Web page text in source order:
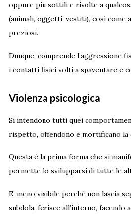
oppure più sottili e rivolte a
(animali, oggetti, vestiti), così come
preziosi.
Dunque, comprende l’aggressione
i contatti fisici volti a spaventare e
Violenza psicologica
Si intendono tutti quei
rispetto, offendono e mortificano la
Questa è la prima forma che si
permette lo svilupparsi di tutte le
E’ meno visibile perché non lascia
subdola, ferisce all’interno, facendo